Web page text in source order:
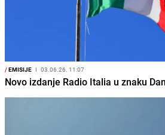
/EMISIJE I 03.06.26. 11:07
Novo izdanje Radio Italia u znaku